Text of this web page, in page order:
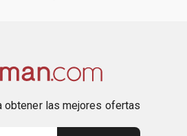
obtener las mejores ofertas